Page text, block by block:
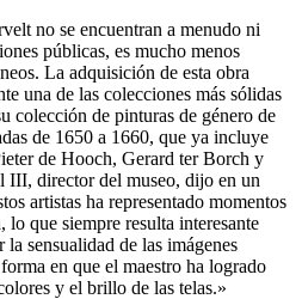
no se encuentran a menudo ni
públicas, es mucho menos
La adquisición de esta obra
una de las colecciones más sólidas
colección de pinturas de género de
de 1650 a 1660, que ya incluye
de Hooch, Gerard ter Borch y
director del museo, dijo en un
artistas ha representado momentos
que siempre resulta interesante
sensualidad de las imágenes
en que el maestro ha logrado
y el brillo de las telas.»